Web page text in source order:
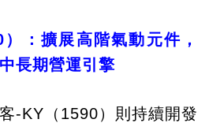
：擴展高階氣動元件，
長期營運引擎
-KY（1590）則持續開發